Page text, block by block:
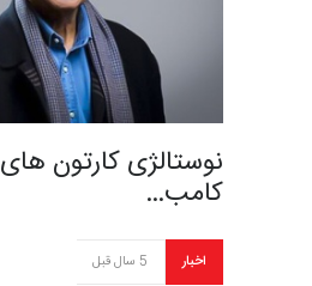
نوستالژی کارتون های
کامب…
اخبار 5 سال قبل